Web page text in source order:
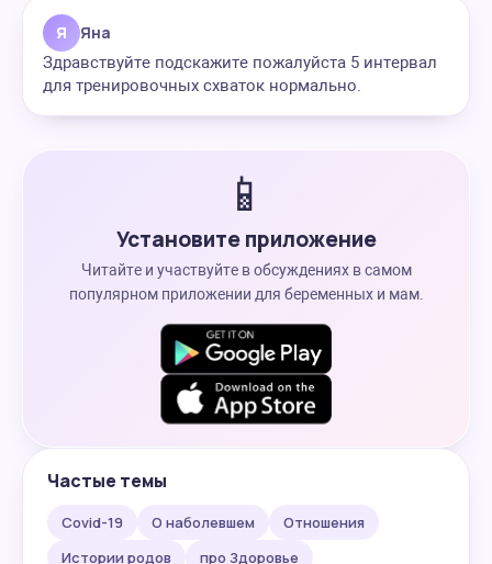
Я Яна
Здравствуйте подскажите пожалуйста 5 интервал
для тренировочных схваток нормально.
📱
Установите приложение
Читайте и участвуйте в обсуждениях в самом
популярном приложении для беременных и мам.
Частые темы
Covid-19 О наболевшем
Отношения
Истории родов
про Здоровье